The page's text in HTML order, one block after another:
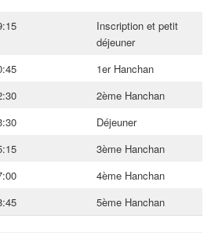
Inscription et petit
déjeuner
1er Hanchan
2ème Hanchan
Déjeuner
3ème Hanchan
4ème Hanchan
5ème Hanchan